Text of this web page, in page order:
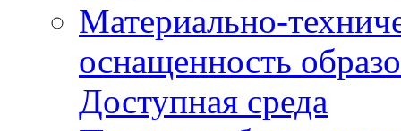
Материально-
оснащенность
Доступная среда